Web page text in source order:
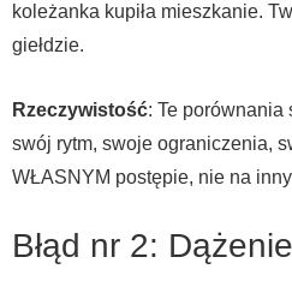
koleżanka kupiła mieszkanie.
giełdzie.
Rzeczywistość: Te porównania
swój rytm, swoje ograniczenia,
WŁASNYM postępie, nie na
Błąd nr 2: